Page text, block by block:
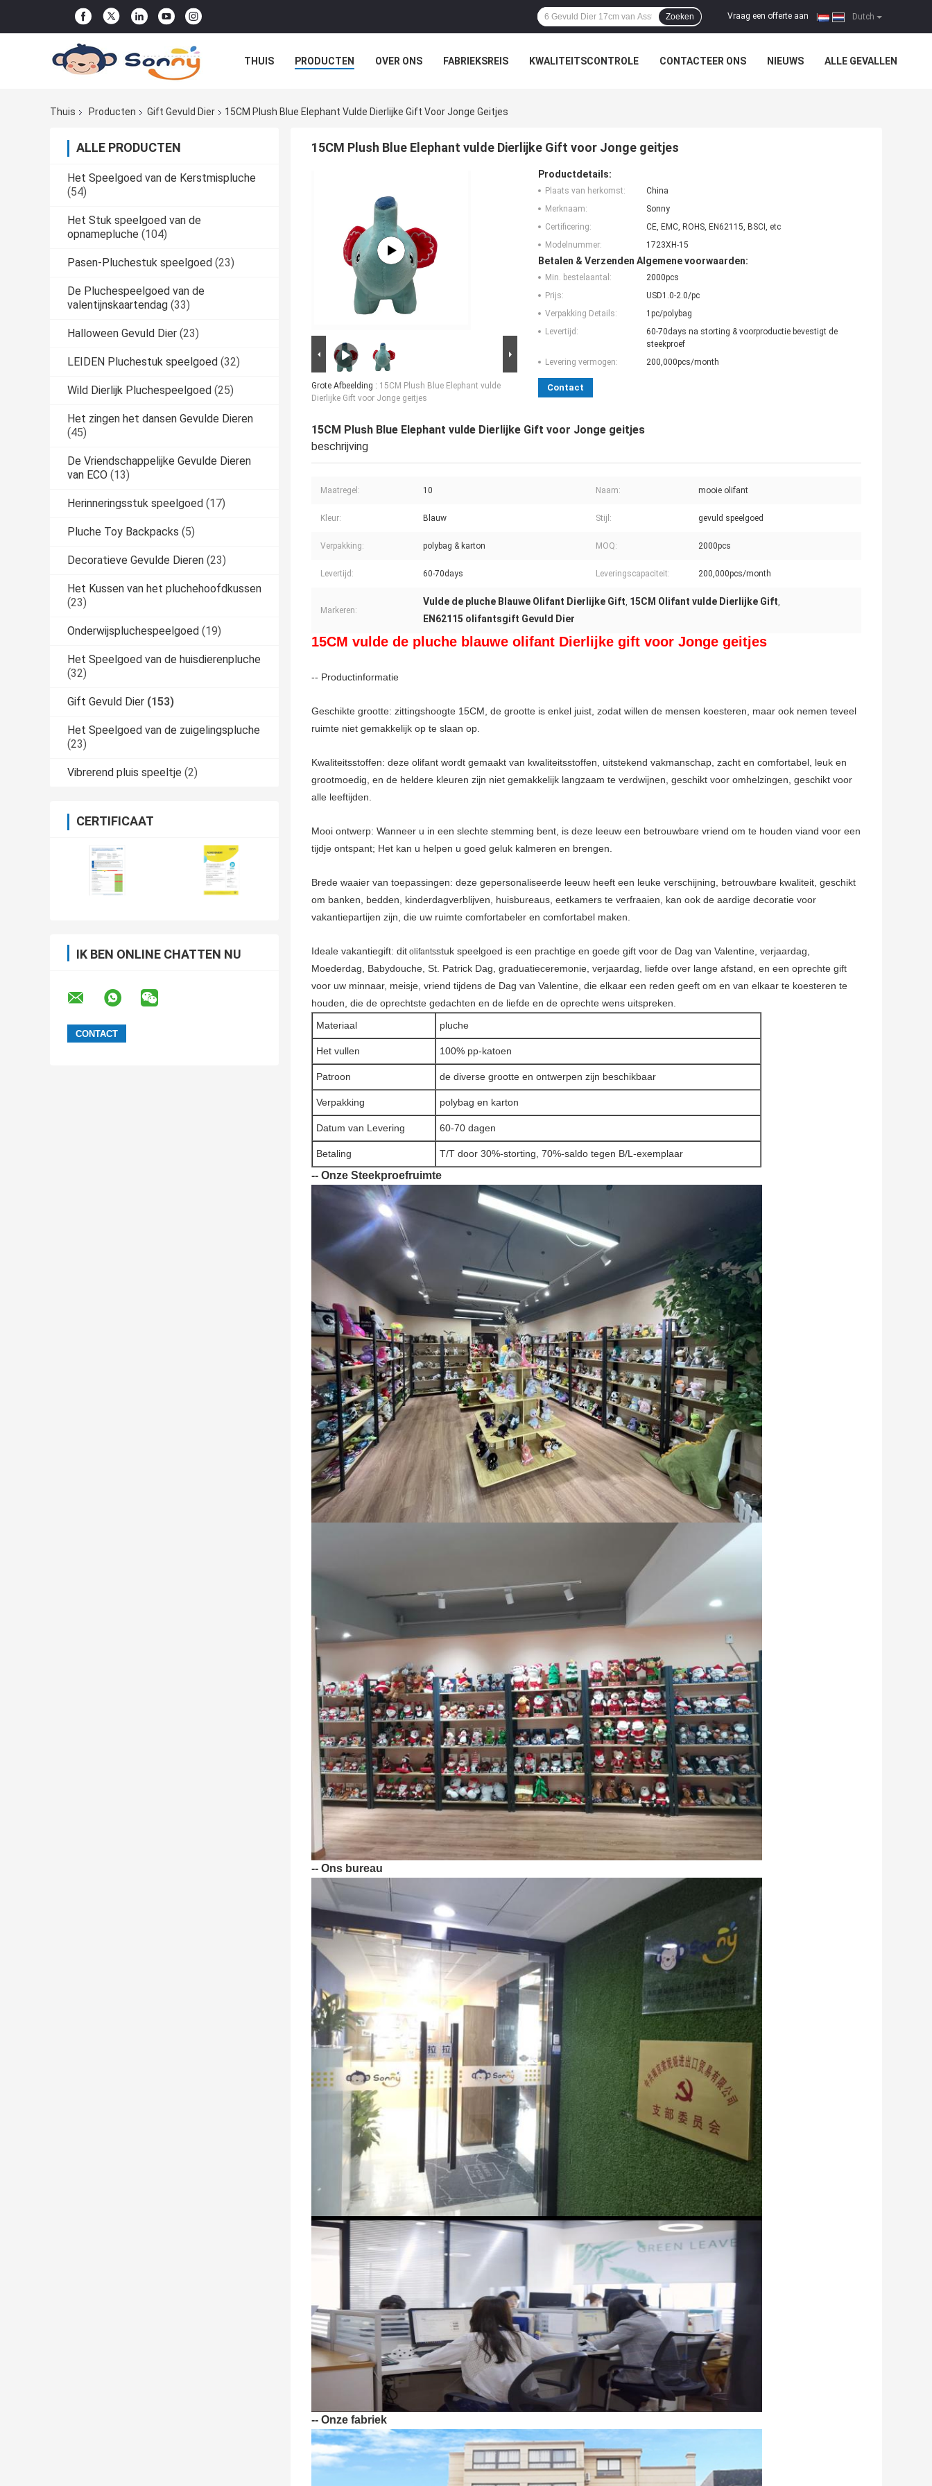
Dutch
Vraag een offerte aan
Zoeken
THUIS PRODUCTEN OVER ONS FABRIEKSREIS KWALITEITSCONTROLE CONTACTEER ONS NIEUWS ALLE GEVALLEN
Thuis
Producten Gift Gevuld Dier 15CM Plush Blue Elephant Vulde Dierlijke Gift Voor Jonge Geitjes
ALLE PRODUCTEN
Het Speelgoed van de Kerstmispluche
(54)
Het Stuk speelgoed van de
opnamepluche (104)
Pasen-Pluchestuk speelgoed (23)
De Pluchespeelgoed van de
valentijnskaartendag (33)
Halloween Gevuld Dier (23)
LEIDEN Pluchestuk speelgoed (32)
Wild Dierlijk Pluchespeelgoed (25)
Het zingen het dansen Gevulde Dieren
(45)
De Vriendschappelijke Gevulde Dieren
van ECO (13)
Herinneringsstuk speelgoed (17)
Pluche Toy Backpacks (5)
Decoratieve Gevulde Dieren (23)
Het Kussen van het pluchehoofdkussen
(23)
Onderwijspluchespeelgoed (19)
Het Speelgoed van de huisdierenpluche
(32)
Gift Gevuld Dier (153)
Het Speelgoed van de zuigelingspluche
(23)
Vibrerend pluis speeltje (2)
CERTIFICAAT
IK BEN ONLINE CHATTEN NU
15CM Plush Blue Elephant vulde Dierlijke Gift voor Jonge geitjes
Grote Afbeelding : 15CM Plush Blue Elephant vulde
Dierlijke Gift voor Jonge geitjes
Productdetails:
Plaats van herkomst:
China
Merknaam:
Sonny
Certificering:
CE, EMC, ROHS, EN62115, BSCI, etc
Modelnummer:
1723XH-15
Betalen & Verzenden Algemene voorwaarden:
Min. bestelaantal:
2000pcs
Prijs:
USD1.0-2.0/pc
Verpakking Details:
1pc/polybag
Levertijd:
60-70days na storting & voorproductie bevestigt de
steekproef
Levering vermogen:
200,000pcs/month
Contact
15CM Plush Blue Elephant vulde Dierlijke Gift voor Jonge geitjes
beschrijving
Maatregel: 10 Naam: mooie olifant
Kleur: Blauw Stijl: gevuld speelgoed
Verpakking: polybag & karton MOQ: 2000pcs
Levertijd: 60-70days Leveringscapaciteit: 200,000pcs/month
Markeren:
Vulde de pluche Blauwe Olifant Dierlijke Gift, 15CM Olifant vulde Dierlijke Gift,
EN62115 olifantsgift Gevuld Dier
15CM vulde de pluche blauwe olifant Dierlijke gift voor Jonge geitjes
-- Productinformatie
Geschikte grootte: zittingshoogte 15CM, de grootte is enkel juist, zodat willen de mensen koesteren, maar ook nemen teveel
ruimte niet gemakkelijk op te slaan op.
Kwaliteitsstoffen: deze olifant wordt gemaakt van kwaliteitsstoffen, uitstekend vakmanschap, zacht en comfortabel, leuk en
grootmoedig, en de heldere kleuren zijn niet gemakkelijk langzaam te verdwijnen, geschikt voor omhelzingen, geschikt voor
alle leeftijden.
Mooi ontwerp: Wanneer u in een slechte stemming bent, is deze leeuw een betrouwbare vriend om te houden viand voor een
tijdje ontspant; Het kan u helpen u goed geluk kalmeren en brengen.
Brede waaier van toepassingen: deze gepersonaliseerde leeuw heeft een leuke verschijning, betrouwbare kwaliteit, geschikt
om banken, bedden, kinderdagverblijven, huisbureaus, eetkamers te verfraaien, kan ook de aardige decoratie voor
vakantiepartijen zijn, die uw ruimte comfortabeler en comfortabel maken.
Ideale vakantiegift: dit olifantsstuk speelgoed is een prachtige en goede gift voor de Dag van Valentine, verjaardag,
Moederdag, Babydouche, St. Patrick Dag, graduatieceremonie, verjaardag, liefde over lange afstand, en een oprechte gift
voor uw minnaar, meisje, vriend tijdens de Dag van Valentine, die elkaar een reden geeft om en van elkaar te koesteren te
houden, die de oprechtste gedachten en de liefde en de oprechte wens uitspreken.
Materiaal
pluche
Het vullen 100% pp-katoen
Patroon de diverse grootte en ontwerpen zijn beschikbaar
Verpakking polybag en karton
Datum van Levering 60-70 dagen
Betaling T/T door 30%-storting, 70%-saldo tegen B/L-exemplaar
-- Onze Steekproefruimte
-- Ons bureau
-- Onze fabriek